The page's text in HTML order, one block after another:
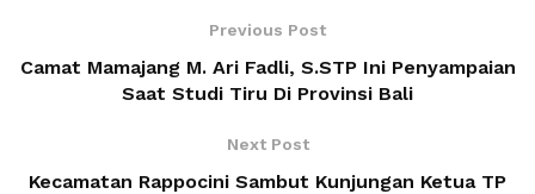
Previous Post
Camat Mamajang M. Ari Fadli, S.STP Ini Penyampaian
Saat Studi Tiru Di Provinsi Bali
Next Post
Kecamatan Rappocini Sambut Kunjungan Ketua TP